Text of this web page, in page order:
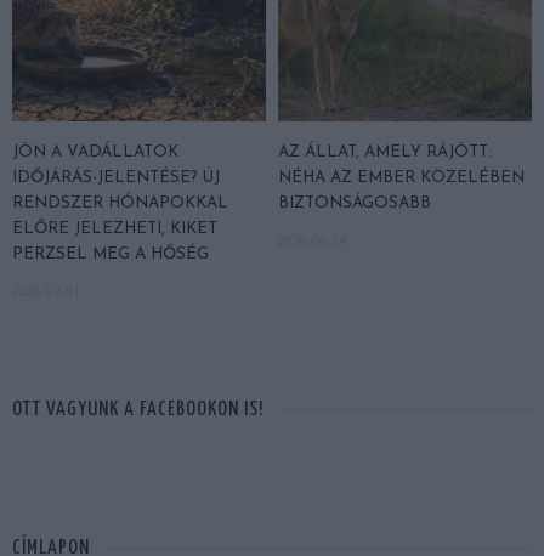
JÖN A VADÁLLATOK
IDŐJÁRÁS-JELENTÉSE? ÚJ
RENDSZER HÓNAPOKKAL
ELŐRE JELEZHETI, KIKET
PERZSEL MEG A HŐSÉG
AZ ÁLLAT, AMELY RÁJÖTT:
NÉHA AZ EMBER KÖZELÉBEN
BIZTONSÁGOSABB
OTT VAGYUNK A FACEBOOKON IS!
CÍMLAPON